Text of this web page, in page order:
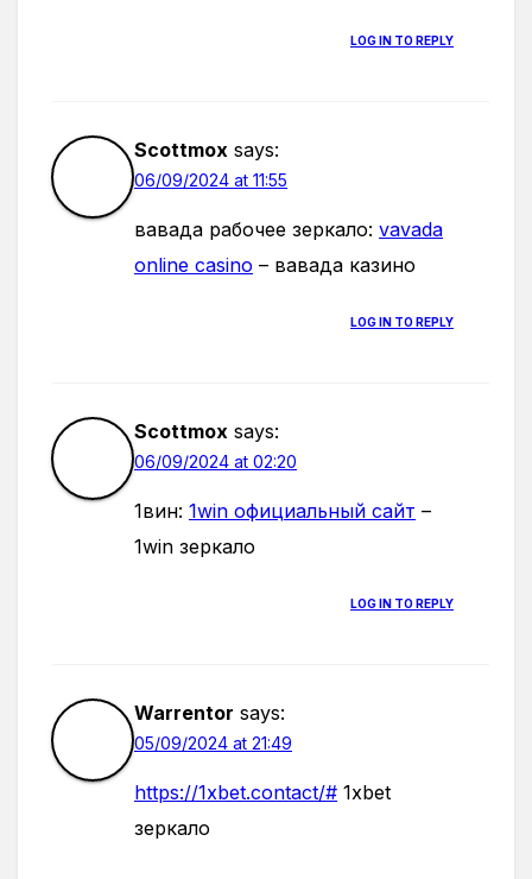
LOG IN TO REPLY
Scottmox says:
06/09/2024 at 11:55
вавада рабочее зеркало: vavada
online casino – вавада казино
LOG IN TO REPLY
Scottmox says:
06/09/2024 at 02:20
1вин: 1win официальный сайт –
1win зеркало
LOG IN TO REPLY
Warrentor says:
05/09/2024 at 21:49
https://1xbet.contact/# 1xbet
зеркало